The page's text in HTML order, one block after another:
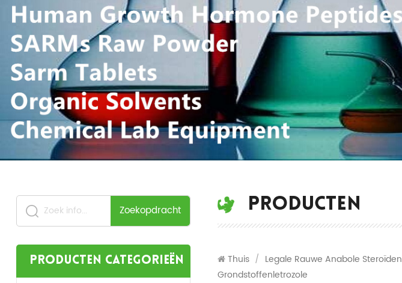
Zoekopdracht
Producten categorieën
PRODUCTEN
Thuis / Legale Rauwe Anabole Steroïden
Grondstoffenletrozole